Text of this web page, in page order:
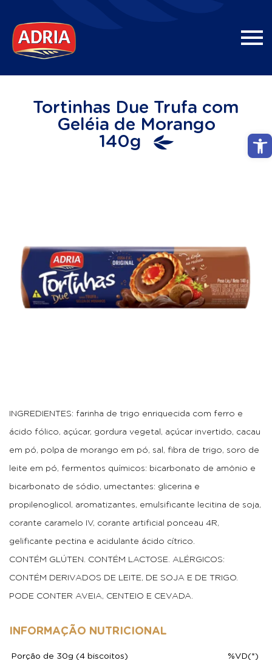
Tortinhas Due Trufa com
Geléia de Morango
140g
INGREDIENTES: farinha de trigo enriquecida com ferro e
ácido fólico, açúcar, gordura vegetal, açúcar invertido, cacau
em pó, polpa de morango em pó, sal, fibra de trigo, soro de
leite em pó, fermentos químicos: bicarbonato de amônio e
bicarbonato de sódio, umectantes: glicerina e
propilenoglicol, aromatizantes, emulsificante lecitina de soja,
corante caramelo IV, corante artificial ponceau 4R,
gelificante pectina e acidulante ácido cítrico.
CONTÉM GLÚTEN. CONTÉM LACTOSE. ALÉRGICOS:
CONTÉM DERIVADOS DE LEITE, DE SOJA E DE TRIGO.
PODE CONTER AVEIA, CENTEIO E CEVADA.
INFORMAÇÃO NUTRICIONAL
Porção de 30g (4 biscoitos) %VD(*)